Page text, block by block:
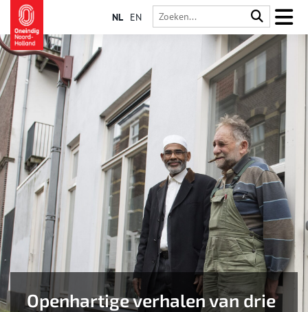
NL EN
Openhartige verhalen van drie